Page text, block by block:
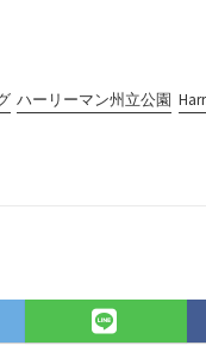
ハーリーマン州立公園
LINE
で